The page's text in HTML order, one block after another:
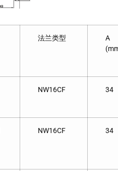
法兰类型
A
NW16CF 34
NW16CF 34